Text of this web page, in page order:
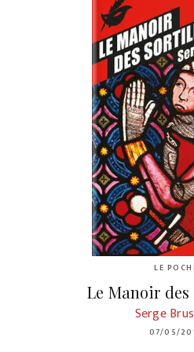
LE
Le Manoir
Serge
07/05/